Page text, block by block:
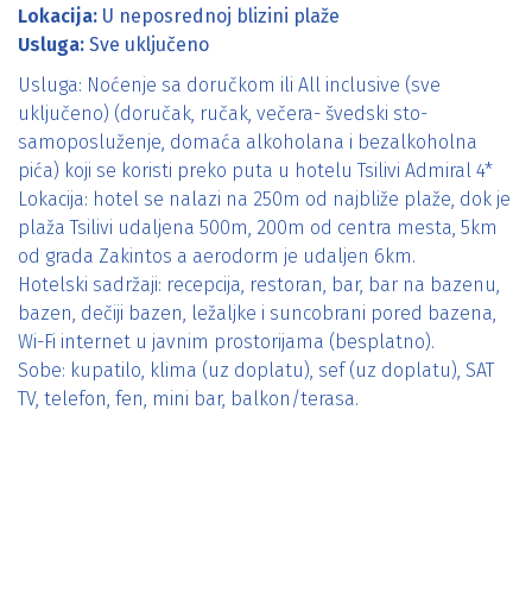
Lokacija: U neposrednoj blizini plaže
Usluga: Sve uključeno
Usluga: Noćenje sa doručkom ili All inclusive (sve
uključeno) (doručak, ručak, večera- švedski sto-
samoposluženje, domaća alkoholana i bezalkoholna
pića) koji se koristi preko puta u hotelu Tsilivi Admiral 4*
Lokacija: hotel se nalazi na 250m od najbliže plaže, dok je
plaža Tsilivi udaljena 500m, 200m od centra mesta, 5km
od grada Zakintos a aerodorm je udaljen 6km.
Hotelski sadržaji: recepcija, restoran, bar, bar na bazenu,
bazen, dečiji bazen, ležaljke i suncobrani pored bazena,
Wi-Fi internet u javnim prostorijama (besplatno).
Sobe: kupatilo, klima (uz doplatu), sef (uz doplatu), SAT
TV, telefon, fen, mini bar, balkon/terasa.